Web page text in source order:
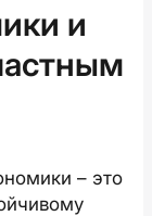
и
– это